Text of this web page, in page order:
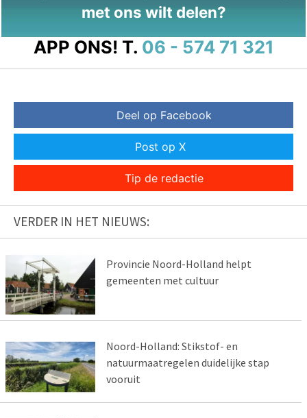
met ons wilt delen?
APP ONS! T. 06 - 574 71 321
Deel op Facebook
Post op X
Tip de redactie
VERDER IN HET NIEUWS:
Provincie Noord-Holland helpt
gemeenten met cultuur
Noord-Holland: Stikstof- en
natuurmaatregelen duidelijke stap
vooruit